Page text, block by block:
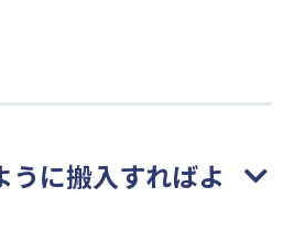
うに搬入すればよ